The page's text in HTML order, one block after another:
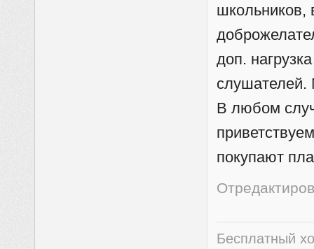
школьников,
доп.
слушателей.
В любом
покупают
Бесплатный